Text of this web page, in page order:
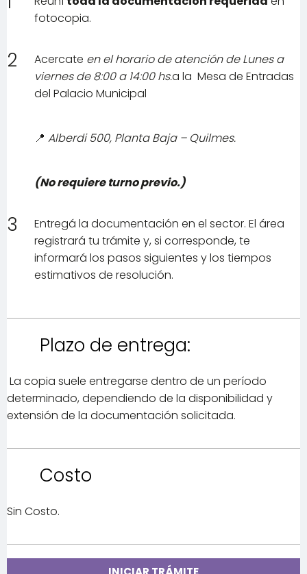
fotocopia.
2 Acercate en el horario de atención de Lunes a
viernes de 8:00 a 14:00 hs.a la Mesa de Entradas
del Palacio Municipal
📍 Alberdi 500, Planta Baja – Quilmes.
(No requiere turno previo.)
3
Entregá la documentación en el sector. El área
registrará tu trámite y, si corresponde, te
informará los pasos siguientes y los tiempos
estimativos de resolución.
Plazo de entrega:
La copia suele entregarse dentro de un período
determinado, dependiendo de la disponibilidad y
extensión de la documentación solicitada.
Costo
Sin Costo.